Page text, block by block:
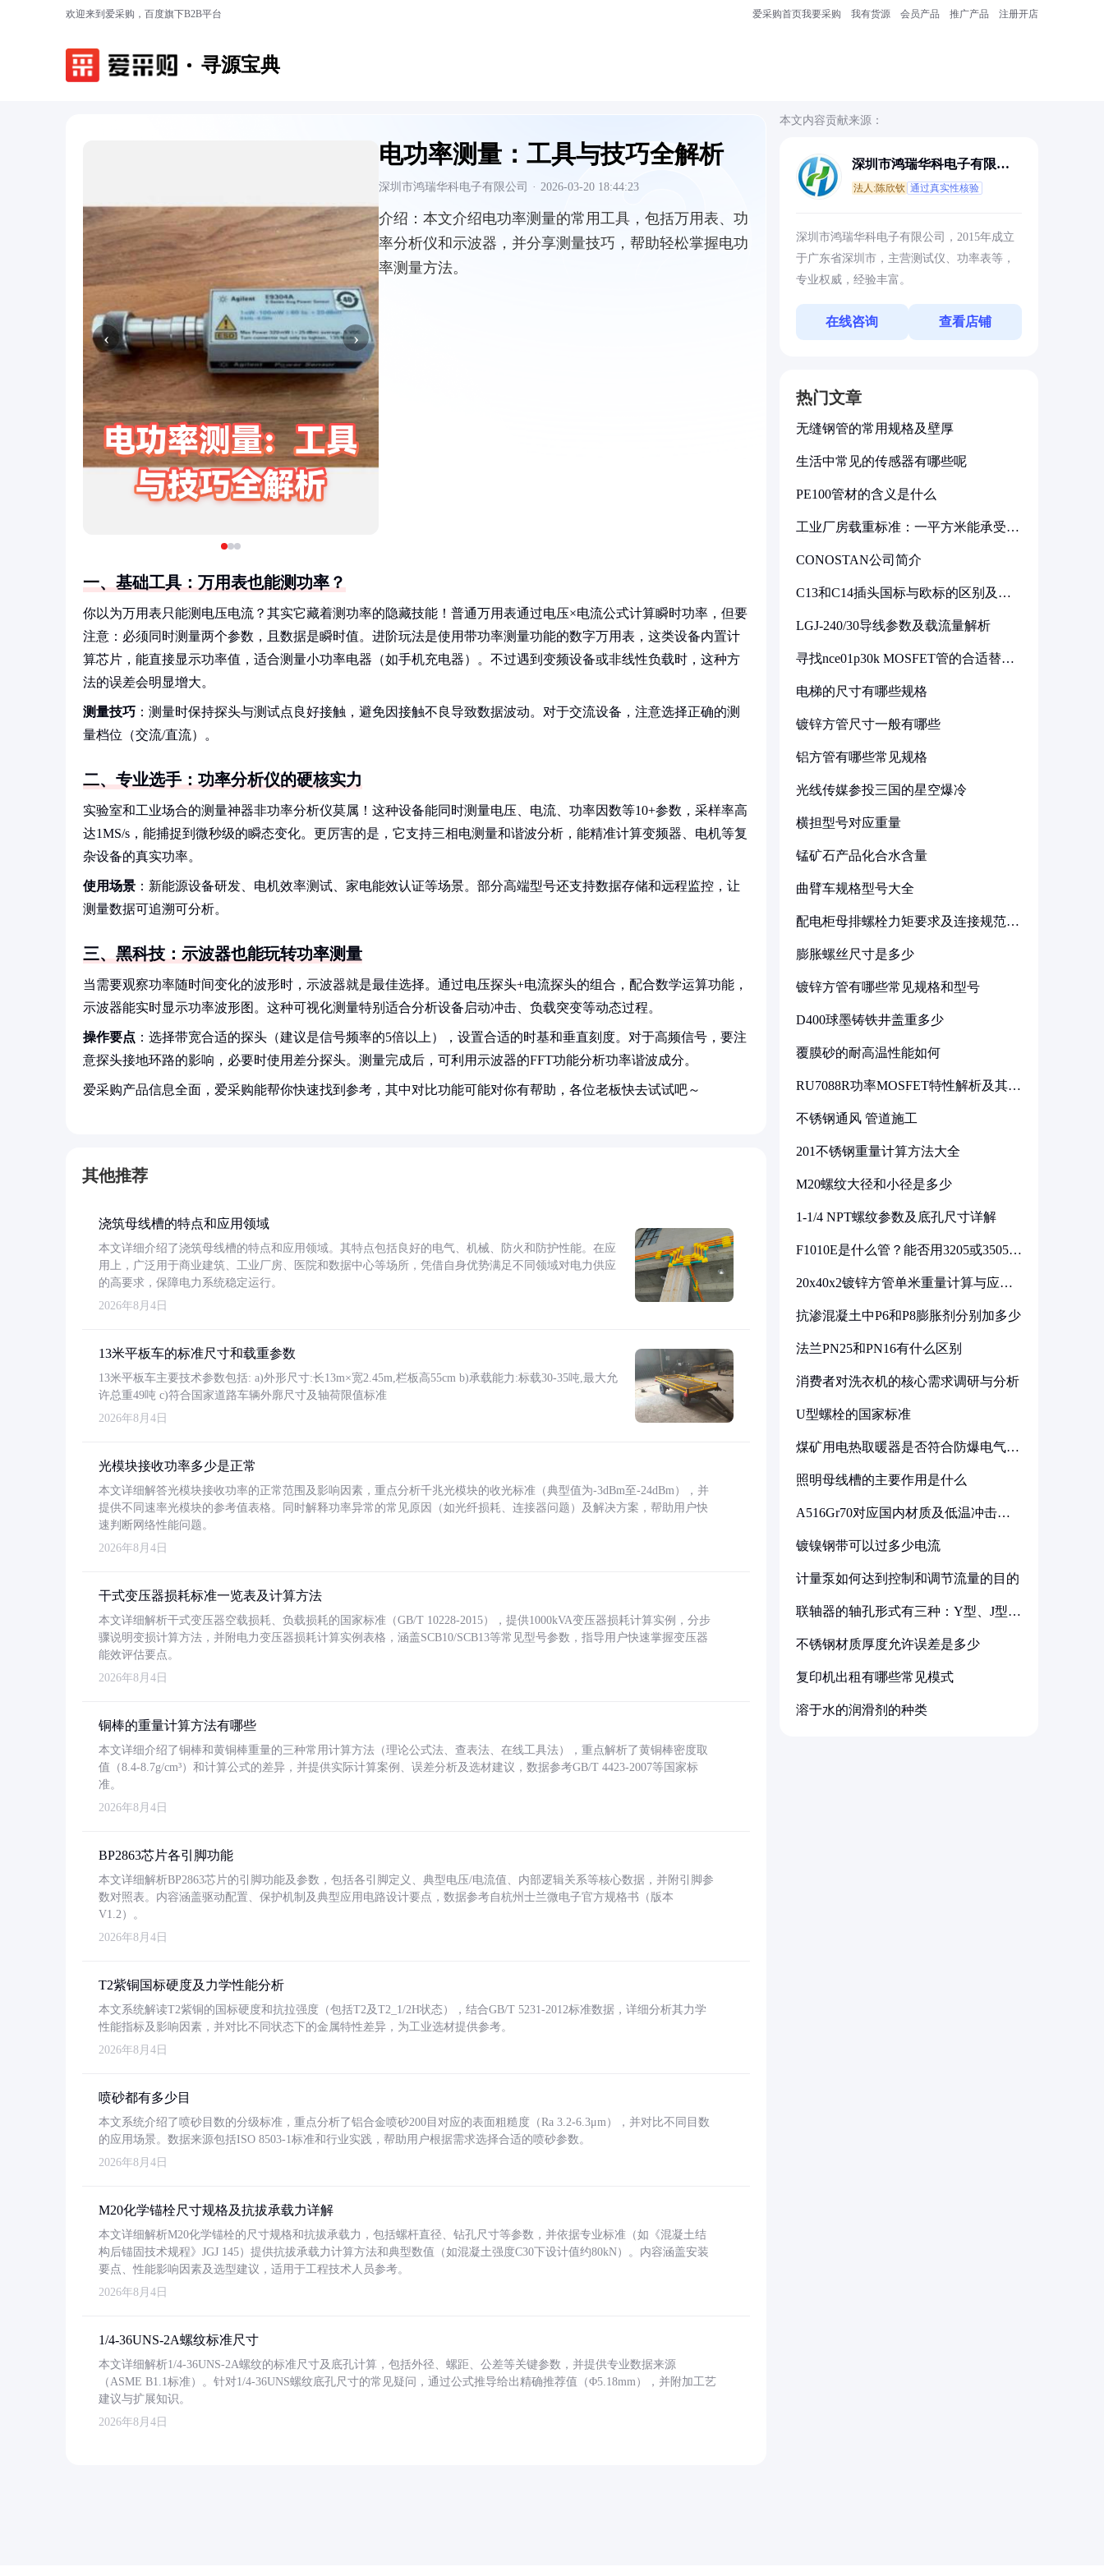
欢迎来到爱采购，百度旗下B2B平台 爱采购首页我要采购 我有货源 会员产品 推广产品 注册开店
寻源宝典
‹ ›
电功率测量：工具与技巧全解析
深圳市鸿瑞华科电子有限公司 · 2026-03-20 18:44:23
介绍： 本文介绍电功率测量的常用工具，包括万用表、功
率分析仪和示波器，并分享测量技巧，帮助轻松掌握电功
率测量方法。
一、基础工具：万用表也能测功率？
你以为万用表只能测电压电流？其实它藏着测功率的隐藏技能！普通万用表通过电压×电流公式计算瞬时功率，但要
注意：必须同时测量两个参数，且数据是瞬时值。进阶玩法是使用带功率测量功能的数字万用表，这类设备内置计
算芯片，能直接显示功率值，适合测量小功率电器（如手机充电器）。不过遇到变频设备或非线性负载时，这种方
法的误差会明显增大。
测量技巧 ：测量时保持探头与测试点良好接触，避免因接触不良导致数据波动。对于交流设备，注意选择正确的测
量档位（交流/直流）。
二、专业选手：功率分析仪的硬核实力
实验室和工业场合的测量神器非功率分析仪莫属！这种设备能同时测量电压、电流、功率因数等10+参数，采样率高
达1MS/s，能捕捉到微秒级的瞬态变化。更厉害的是，它支持三相电测量和谐波分析，能精准计算变频器、电机等复
杂设备的真实功率。
使用场景 ：新能源设备研发、电机效率测试、家电能效认证等场景。部分高端型号还支持数据存储和远程监控，让
测量数据可追溯可分析。
三、黑科技：示波器也能玩转功率测量
当需要观察功率随时间变化的波形时，示波器就是最佳选择。通过电压探头+电流探头的组合，配合数学运算功能，
示波器能实时显示功率波形图。这种可视化测量特别适合分析设备启动冲击、负载突变等动态过程。
操作要点 ：选择带宽合适的探头（建议是信号频率的5倍以上），设置合适的时基和垂直刻度。对于高频信号，要注
意探头接地环路的影响，必要时使用差分探头。测量完成后，可利用示波器的FFT功能分析功率谐波成分。
爱采购产品信息全面，爱采购能帮你快速找到参考，其中对比功能可能对你有帮助，各位老板快去试试吧～
其他推荐
浇筑母线槽的特点和应用领域
本文详细介绍了浇筑母线槽的特点和应用领域。其特点包括良好的电气、机械、防火和防护性能。在应
用上，广泛用于商业建筑、工业厂房、医院和数据中心等场所，凭借自身优势满足不同领域对电力供应
的高要求，保障电力系统稳定运行。
2026年8月4日
13米平板车的标准尺寸和载重参数
13米平板车主要技术参数包括: a)外形尺寸:长13m×宽2.45m,栏板高55cm b)承载能力:标载30-35吨,最大允
许总重49吨 c)符合国家道路车辆外廓尺寸及轴荷限值标准
2026年8月4日
光模块接收功率多少是正常
本文详细解答光模块接收功率的正常范围及影响因素，重点分析千兆光模块的收光标准（典型值为-3dBm至-24dBm），并
提供不同速率光模块的参考值表格。同时解释功率异常的常见原因（如光纤损耗、连接器问题）及解决方案，帮助用户快
速判断网络性能问题。
2026年8月4日
干式变压器损耗标准一览表及计算方法
本文详细解析干式变压器空载损耗、负载损耗的国家标准（GB/T 10228-2015），提供1000kVA变压器损耗计算实例，分步
骤说明变损计算方法，并附电力变压器损耗计算实例表格，涵盖SCB10/SCB13等常见型号参数，指导用户快速掌握变压器
能效评估要点。
2026年8月4日
铜棒的重量计算方法有哪些
本文详细介绍了铜棒和黄铜棒重量的三种常用计算方法（理论公式法、查表法、在线工具法），重点解析了黄铜棒密度取
值（8.4-8.7g/cm³）和计算公式的差异，并提供实际计算案例、误差分析及选材建议，数据参考GB/T 4423-2007等国家标
准。
2026年8月4日
BP2863芯片各引脚功能
本文详细解析BP2863芯片的引脚功能及参数，包括各引脚定义、典型电压/电流值、内部逻辑关系等核心数据，并附引脚参
数对照表。内容涵盖驱动配置、保护机制及典型应用电路设计要点，数据参考自杭州士兰微电子官方规格书（版本
V1.2）。
2026年8月4日
T2紫铜国标硬度及力学性能分析
本文系统解读T2紫铜的国标硬度和抗拉强度（包括T2及T2_1/2H状态），结合GB/T 5231-2012标准数据，详细分析其力学
性能指标及影响因素，并对比不同状态下的金属特性差异，为工业选材提供参考。
2026年8月4日
喷砂都有多少目
本文系统介绍了喷砂目数的分级标准，重点分析了铝合金喷砂200目对应的表面粗糙度（Ra 3.2-6.3μm），并对比不同目数
的应用场景。数据来源包括ISO 8503-1标准和行业实践，帮助用户根据需求选择合适的喷砂参数。
2026年8月4日
M20化学锚栓尺寸规格及抗拔承载力详解
本文详细解析M20化学锚栓的尺寸规格和抗拔承载力，包括螺杆直径、钻孔尺寸等参数，并依据专业标准（如《混凝土结
构后锚固技术规程》JGJ 145）提供抗拔承载力计算方法和典型数值（如混凝土强度C30下设计值约80kN）。内容涵盖安装
要点、性能影响因素及选型建议，适用于工程技术人员参考。
2026年8月4日
1/4-36UNS-2A螺纹标准尺寸
本文详细解析1/4-36UNS-2A螺纹的标准尺寸及底孔计算，包括外径、螺距、公差等关键参数，并提供专业数据来源
（ASME B1.1标准）。针对1/4-36UNS螺纹底孔尺寸的常见疑问，通过公式推导给出精确推荐值（Φ5.18mm），并附加工艺
建议与扩展知识。
2026年8月4日
本文内容贡献来源：
深圳市鸿瑞华科电子有限公
法人:陈欣钦 通过真实性核验
深圳市鸿瑞华科电子有限公司，2015年成立
于广东省深圳市，主营测试仪、功率表等，
专业权威，经验丰富。
在线咨询 查看店铺
热门文章
无缝钢管的常用规格及壁厚
生活中常见的传感器有哪些呢
PE100管材的含义是什么
工业厂房载重标准：一平方米能承受多
CONOSTAN公司简介
C13和C14插头国标与欧标的区别及其
LGJ-240/30导线参数及载流量解析
寻找nce01p30k MOSFET管的合适替代
电梯的尺寸有哪些规格
镀锌方管尺寸一般有哪些
铝方管有哪些常见规格
光线传媒参投三国的星空爆冷
横担型号对应重量
锰矿石产品化合水含量
曲臂车规格型号大全
配电柜母排螺栓力矩要求及连接规范详
膨胀螺丝尺寸是多少
镀锌方管有哪些常见规格和型号
D400球墨铸铁井盖重多少
覆膜砂的耐高温性能如何
RU7088R功率MOSFET特性解析及其在
不锈钢通风 管道施工
201不锈钢重量计算方法大全
M20螺纹大径和小径是多少
1-1/4 NPT螺纹参数及底孔尺寸详解
F1010E是什么管？能否用3205或3505代
20x40x2镀锌方管单米重量计算与应用
抗渗混凝土中P6和P8膨胀剂分别加多少
法兰PN25和PN16有什么区别
消费者对洗衣机的核心需求调研与分析
U型螺栓的国家标准
煤矿用电热取暖器是否符合防爆电气设
照明母线槽的主要作用是什么
A516Gr70对应国内材质及低温冲击要
镀镍钢带可以过多少电流
计量泵如何达到控制和调节流量的目的
联轴器的轴孔形式有三种：Y型、J型、
不锈钢材质厚度允许误差是多少
复印机出租有哪些常见模式
溶于水的润滑剂的种类